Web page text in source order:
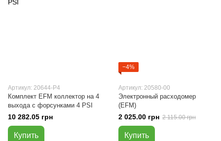
Артикул: 20644-P4
Комплект EFM коллектор на 4
выхода с форсунками 4 PSI
10 282.05 грн
Купить
−4%
Артикул: 20580-00
Электронный расходомер
(EFM)
2 025.00 грн 2 115.00 грн
Купить